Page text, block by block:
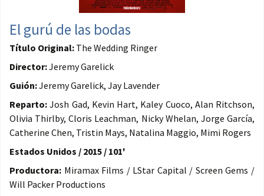
El gurú de las bodas
Título Original: The Wedding Ringer
Director:Jeremy Garelick
Guión:Jeremy Garelick, Jay Lavender
Reparto: Josh Gad, Kevin Hart, Kaley Cuoco, Alan Ritchson,
Olivia Thirlby, Cloris Leachman, Nicky Whelan, Jorge García,
Catherine Chen, Tristin Mays, Natalina Maggio, Mimi Rogers
Estados Unidos / 2015 / 101'
Productora: Miramax Films / LStar Capital / Screen Gems /
Will Packer Productions